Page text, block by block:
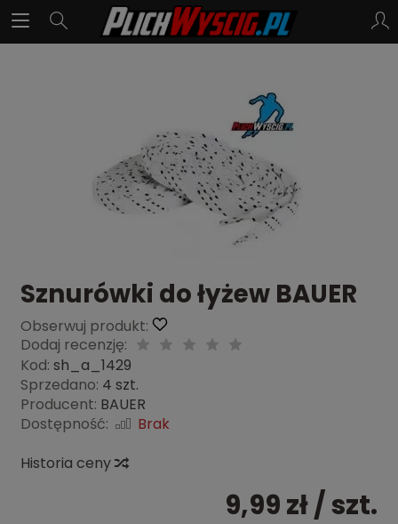
Sznurówki do łyżew BAUER
Obserwuj produkt:
Dodaj recenzję:
Kod: sh_a_1429
Sprzedano: 4 szt.
Producent: BAUER
Dostępność:
Brak
Historia ceny
9,99 zł/ szt.